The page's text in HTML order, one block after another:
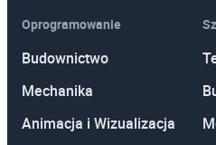
Oprogramowanie
Budownictwo
Mechanika
Animacja i Wizualizacja